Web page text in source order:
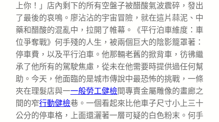
上你！」店內剩下的所有空盤子被醋酸氣波震碎，發出
了最後的哀鳴。廖沾沾的宇宙冒險，就在這片蒜泥、中
藥和醋酸的混亂中，拉開了帷幕。《平行泊車維度：車
位爭奪戰》何手殘的人生，被兩個巨大的陰影籠罩著：
停車費，以及平行泊車。他那輛老舊的掀背車，彷彿繼
承了他所有的駕駛焦慮，從未在他需要時提供過任何幫
助。今天，他面臨的是城市傳說中最恐怖的挑戰，一條
夾在理髮店與一一般勞工健檢間專賣金屬雕像的畫廊之
間的窄行動健檢巷。一個看起來比他車子尺寸小上三十
公分的停車格，上面還灑著一層可疑的白色粉末。何手